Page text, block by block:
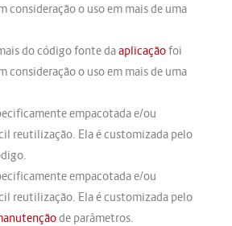
consideração o uso em mais de uma
do código fonte daaplicaçãofoi
consideração o uso em mais de uma
empacotada e/ou
reutilização. Ela é customizada pelo
empacotada e/ou
reutilização. Ela é customizada pelo
de parâmetros.